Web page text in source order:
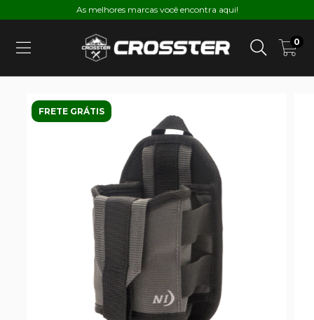
As melhores marcas você encontra aqui!
0
FRETE GRÁTIS